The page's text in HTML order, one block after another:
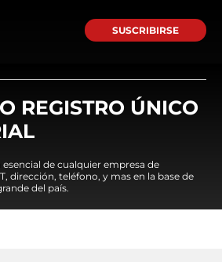
SUSCRIBIRSE
REGISTRO ÚNICO
de cualquier empresa de
dirección, teléfono, y mas en la base de
del país.